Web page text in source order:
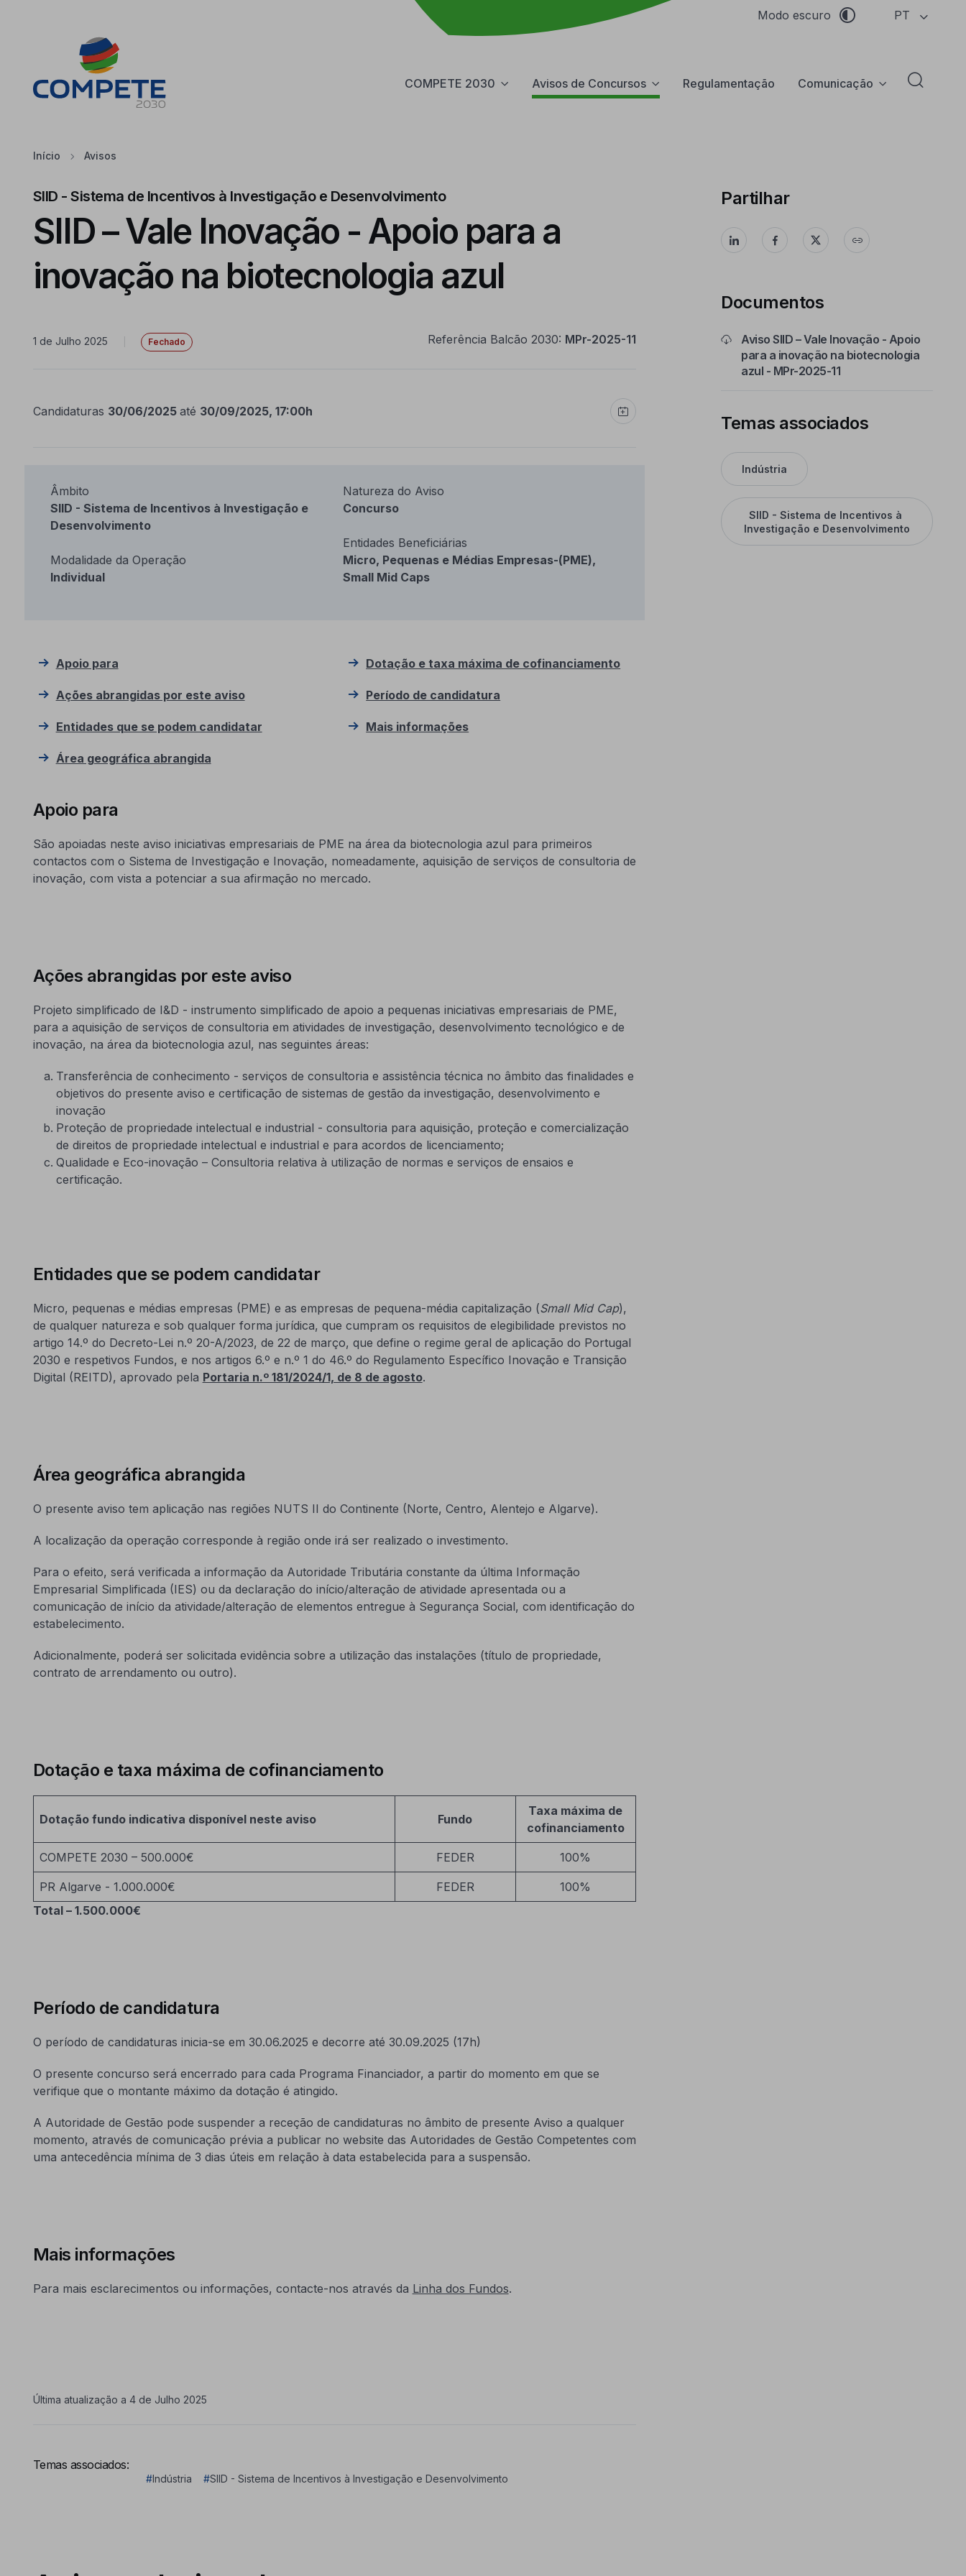
Modo escuro PT
COMPETE 2030 Avisos de Concursos Regulamentação Comunicação Abrir
Início Avisos
SIID - Sistema de Incentivos à Investigação e Desenvolvimento
SIID – Vale Inovação - Apoio para a
inovação na biotecnologia azul
1 de Julho 2025 Fechado Referência Balcão 2030: MPr-2025-11
Candidaturas 30/06/2025 até 30/09/2025, 17:00h
Âmbito
SIID - Sistema de Incentivos à Investigação e
Desenvolvimento
Modalidade da Operação
Individual
Natureza do Aviso
Concurso
Entidades Beneficiárias
Micro, Pequenas e Médias Empresas-(PME),
Small Mid Caps
Apoio para
Ações abrangidas por este aviso
Entidades que se podem candidatar
Área geográfica abrangida
Dotação e taxa máxima de cofinanciamento
Período de candidatura
Mais informações
Apoio para
São apoiadas neste aviso iniciativas empresariais de PME na área da biotecnologia azul para primeiros
contactos com o Sistema de Investigação e Inovação, nomeadamente, aquisição de serviços de consultoria de
inovação, com vista a potenciar a sua afirmação no mercado.
Ações abrangidas por este aviso
Projeto simplificado de I&D - instrumento simplificado de apoio a pequenas iniciativas empresariais de PME,
para a aquisição de serviços de consultoria em atividades de investigação, desenvolvimento tecnológico e de
inovação, na área da biotecnologia azul, nas seguintes áreas:
Transferência de conhecimento - serviços de consultoria e assistência técnica no âmbito das finalidades e
objetivos do presente aviso e certificação de sistemas de gestão da investigação, desenvolvimento e
inovação
Proteção de propriedade intelectual e industrial - consultoria para aquisição, proteção e comercialização
de direitos de propriedade intelectual e industrial e para acordos de licenciamento;
Qualidade e Eco-inovação – Consultoria relativa à utilização de normas e serviços de ensaios e
certificação.
Entidades que se podem candidatar
Micro, pequenas e médias empresas (PME) e as empresas de pequena-média capitalização (Small Mid Cap),
de qualquer natureza e sob qualquer forma jurídica, que cumpram os requisitos de elegibilidade previstos no
artigo 14.º do Decreto-Lei n.º 20-A/2023, de 22 de março, que define o regime geral de aplicação do Portugal
2030 e respetivos Fundos, e nos artigos 6.º e n.º 1 do 46.º do Regulamento Específico Inovação e Transição
Digital (REITD), aprovado pela Portaria n.º 181/2024/1, de 8 de agosto.
Área geográfica abrangida
O presente aviso tem aplicação nas regiões NUTS II do Continente (Norte, Centro, Alentejo e Algarve).
A localização da operação corresponde à região onde irá ser realizado o investimento.
Para o efeito, será verificada a informação da Autoridade Tributária constante da última Informação
Empresarial Simplificada (IES) ou da declaração do início/alteração de atividade apresentada ou a
comunicação de início da atividade/alteração de elementos entregue à Segurança Social, com identificação do
estabelecimento.
Adicionalmente, poderá ser solicitada evidência sobre a utilização das instalações (título de propriedade,
contrato de arrendamento ou outro).
Dotação e taxa máxima de cofinanciamento
Dotação fundo indicativa disponível neste aviso Fundo
Taxa máxima de
cofinanciamento
COMPETE 2030 – 500.000€ FEDER 100%
PR Algarve - 1.000.000€ FEDER
100%
Total – 1.500.000€
Período de candidatura
O período de candidaturas inicia-se em 30.06.2025 e decorre até 30.09.2025 (17h)
O presente concurso será encerrado para cada Programa Financiador, a partir do momento em que se
verifique que o montante máximo da dotação é atingido.
A Autoridade de Gestão pode suspender a receção de candidaturas no âmbito de presente Aviso a qualquer
momento, através de comunicação prévia a publicar no website das Autoridades de Gestão Competentes com
uma antecedência mínima de 3 dias úteis em relação à data estabelecida para a suspensão.
Mais informações
Para mais esclarecimentos ou informações, contacte-nos através da Linha dos Fundos.
Última atualização a 4 de Julho 2025
Temas associados:
#Indústria #SIID - Sistema de Incentivos à Investigação e Desenvolvimento
Partilhar
Documentos
Aviso SIID – Vale Inovação - Apoio
para a inovação na biotecnologia
azul - MPr-2025-11
Temas associados
Indústria
SIID - Sistema de Incentivos à
Investigação e Desenvolvimento